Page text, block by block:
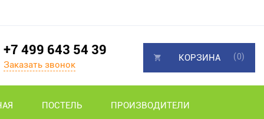
+7 499 643 54 39
Заказать звонок
ПОСТЕЛЬ ПРОИЗВОДИТЕЛИ
КОРЗИНА (0)